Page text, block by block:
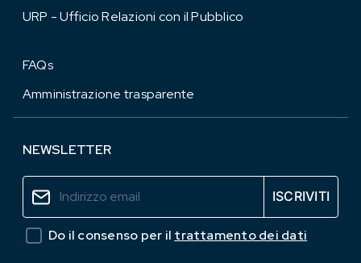
URP - Ufficio Relazioni con il Pubblico
FAQs
Amministrazione trasparente
NEWSLETTER
Do il consenso per il trattamento dei dati